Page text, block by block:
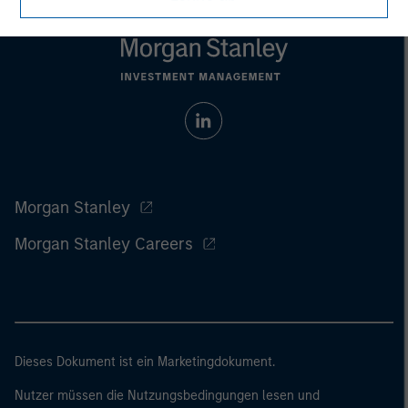
Morgan Stanley
Morgan Stanley Careers
Dieses Dokument ist ein Marketingdokument.
Nutzer müssen die Nutzungsbedingungen lesen und